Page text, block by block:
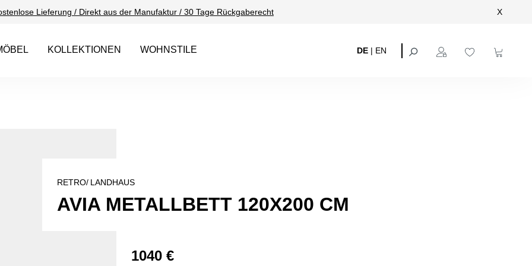
Lieferung / Direkt aus der Manufaktur / 30 Tage Rückgaberecht X
KOLLEKTIONEN WOHNSTILE DE | EN
RETRO/ LANDHAUS
AVIA METALLBETT 120X200 CM
1040 €